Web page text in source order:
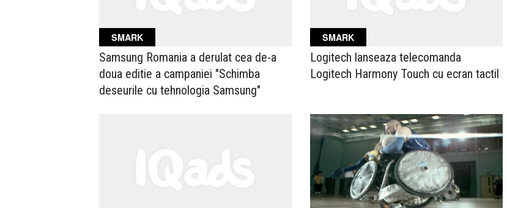
SMARK
Samsung Romania a derulat cea de-a
doua editie a campaniei "Schimba
deseurile cu tehnologia Samsung"
SMARK
Logitech lanseaza telecomanda
Logitech Harmony Touch cu ecran tactil